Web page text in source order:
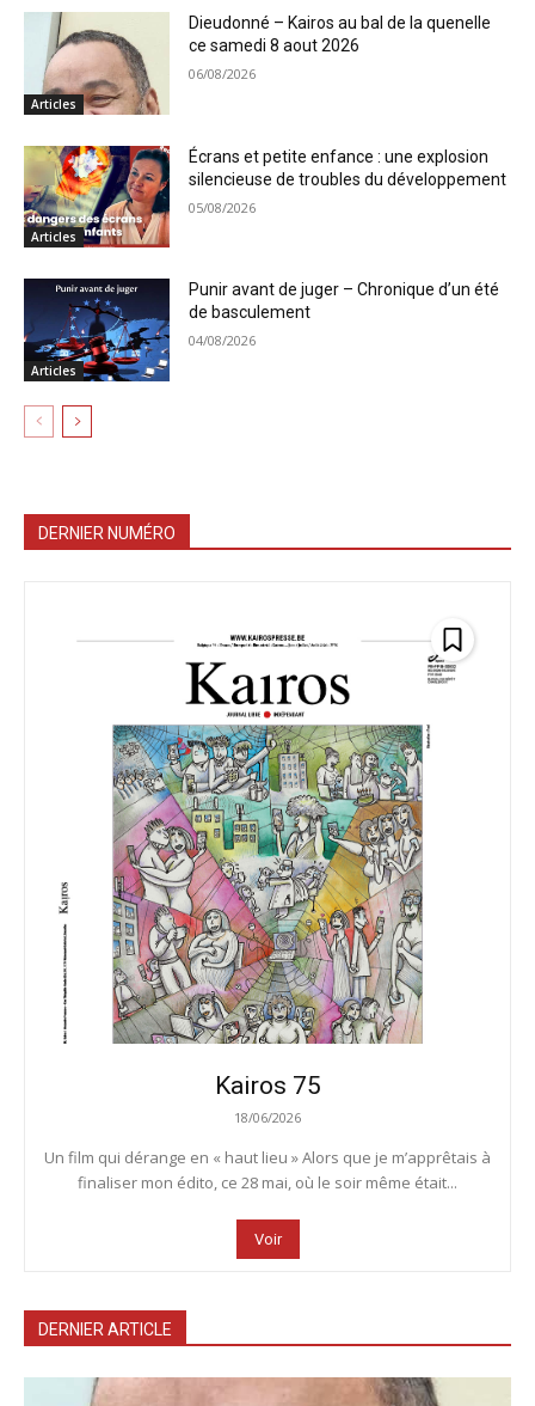
Articles
Dieudonné – Kairos au bal de la quenelle
ce samedi 8 aout 2026
06/08/2026
Articles
Écrans et petite enfance : une explosion
silencieuse de troubles du développement
05/08/2026
Articles
Punir avant de juger – Chronique d’un été
de basculement
04/08/2026
DERNIER NUMÉRO
Kairos 75
18/06/2026
Un film qui dérange en « haut lieu » Alors que je m’apprêtais à
finaliser mon édito, ce 28 mai, où le soir même était...
Voir
DERNIER ARTICLE